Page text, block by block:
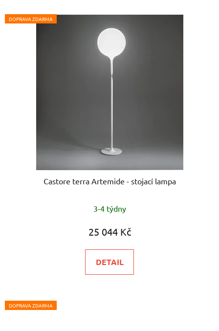
DOPRAVA ZDARMA
Castore terra Artemide - stojací lampa
3-4 týdny
25 044 Kč
DETAIL
DOPRAVA ZDARMA